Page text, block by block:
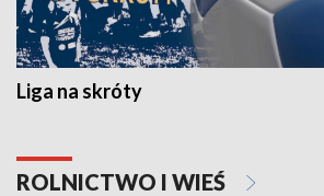
Liga na skróty
ROLNICTWO I WIEŚ